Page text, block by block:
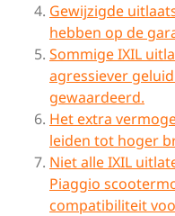
Gewijzigde
hebben op de
Sommige IXIL
agressiever
gewaardeerd.
Het extra
leiden tot hoger
Niet alle IXIL
Piaggio
compatibiliteit